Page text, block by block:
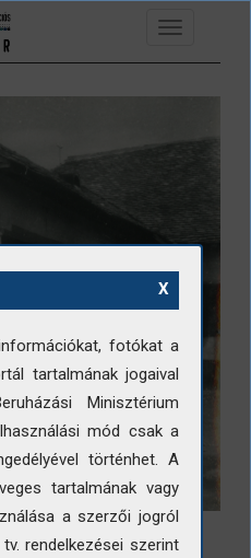
Toggle
navigation
X
fotókat a
tartalmának jogaival
Minisztérium
mód csak a
történhet. A
tartalmának vagy
a szerzői jogról
rendelkezései szerint